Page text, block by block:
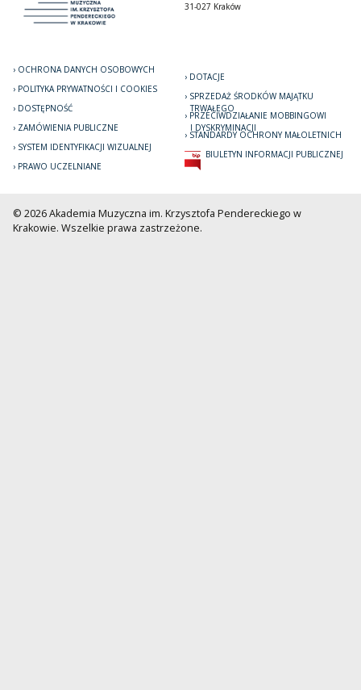
31-027 Kraków
OCHRONA DANYCH OSOBOWYCH
POLITYKA PRYWATNOŚCI I COOKIES
DOSTĘPNOŚĆ
ZAMÓWIENIA PUBLICZNE
SYSTEM IDENTYFIKACJI WIZUALNEJ
PRAWO UCZELNIANE
DOTACJE
SPRZEDAŻ ŚRODKÓW MAJĄTKU
TRWAŁEGO
PRZECIWDZIAŁANIE MOBBINGOWI
I DYSKRYMINACJI
STANDARDY OCHRONY MAŁOLETNICH
BIULETYN INFORMACJI PUBLICZNEJ
© 2026 Akademia Muzyczna im. Krzysztofa Pendereckiego w
Krakowie. Wszelkie prawa zastrzeżone.